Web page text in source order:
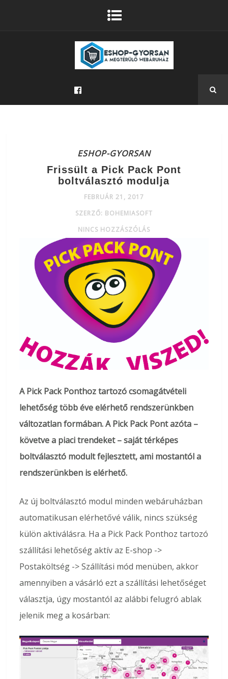
ESHOP-GYORSAN
Frissült a Pick Pack Pont
boltválasztó modulja
FEBRUÁR 21, 2017
SZERZŐ: BOHEMIASOFT
NINCS HOZZÁSZÓLÁS
A Pick Pack Ponthoz tartozó csomagátvételi
lehetőség több éve elérhető rendszerünkben
változatlan formában. A Pick Pack Pont azóta –
követve a piaci trendeket – saját térképes
boltválasztó modult fejlesztett, ami mostantól a
rendszerünkben is elérhető.
Az új boltválasztó modul minden webáruházban
automatikusan elérhetővé válik, nincs szükség
külön aktiválásra. Ha a Pick Pack Ponthoz tartozó
szállítási lehetőség aktív az E-shop ->
Postaköltség -> Szállítási mód menüben, akkor
amennyiben a vásárló ezt a szállítási lehetőséget
választja, úgy mostantól az alábbi felugró ablak
jelenik meg a kosárban: